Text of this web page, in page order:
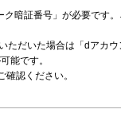
暗証番号」が必要です
ただいた場合は「dアカ
能です。
確認ください。